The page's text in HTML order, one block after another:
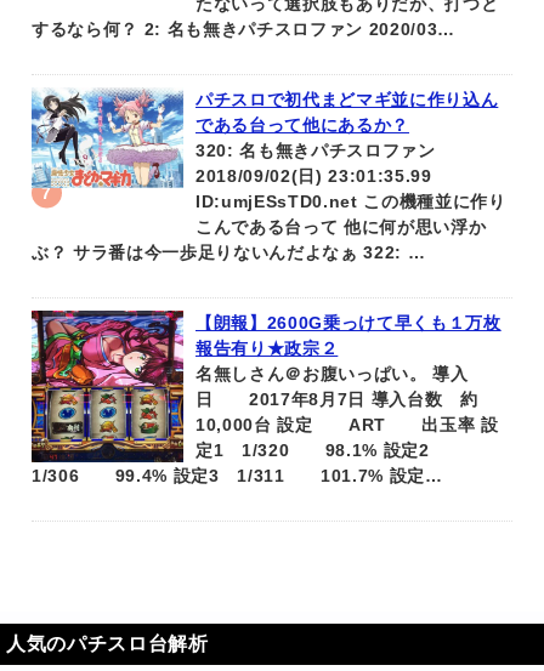
たないって選択肢もありだが、打つと
するなら何？ 2: 名も無きパチスロファン 2020/03…
パチスロで初代まどマギ並に作り込ん
である台って他にあるか？
320: 名も無きパチスロファン
2018/09/02(日) 23:01:35.99
ID:umjESsTD0.net この機種並に作り
こんである台って 他に何が思い浮か
ぶ？ サラ番は今一歩足りないんだよなぁ 322: …
【朗報】2600G乗っけて早くも１万枚
報告有り★政宗２
名無しさん＠お腹いっぱい。 導入
日 2017年8月7日 導入台数 約
10,000台 設定 ART 出玉率 設
定1 1/320 98.1% 設定2
1/306 99.4% 設定3 1/311 101.7% 設定…
人気のパチスロ台解析